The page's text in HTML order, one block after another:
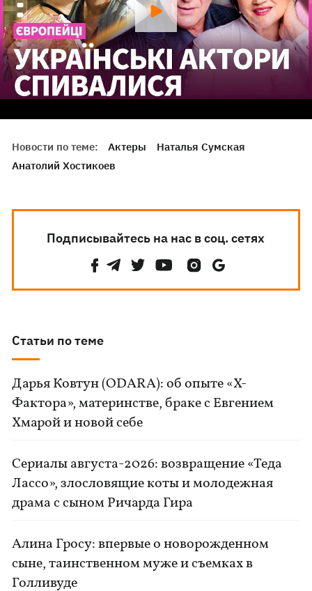
Новости по теме: Актеры
Наталья Сумская
Анатолий Хостикоев
Подписывайтесь на нас в соц. сетях
Статьи по теме
Дарья Ковтун (ODARA): об опыте «Х-
Фактора», материнстве, браке с Евгением
Хмарой и новой себе
Сериалы августа-2026: возвращение «Теда
Лассо», злословящие коты и молодежная
драма с сыном Ричарда Гира
Алина Гросу: впервые о новорожденном
сыне, таинственном муже и съемках в
Голливуде